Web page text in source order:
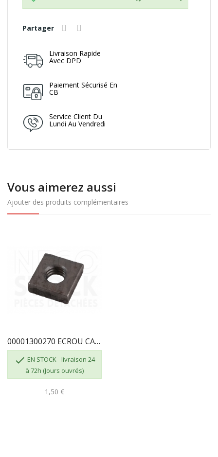
Partager
Livraison Rapide
Avec DPD
Paiement Sécurisé En
CB
Service Client Du
Lundi Au Vendredi
Vous aimerez aussi
Ajouter des produits complémentaires
00001300270 ECROU CARRE 6 X 100
 EN STOCK - livraison 24
à 72h (Jours ouvrés)
1,50 €